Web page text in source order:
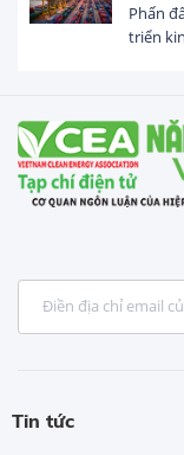
Tổng
USD
Tin tức